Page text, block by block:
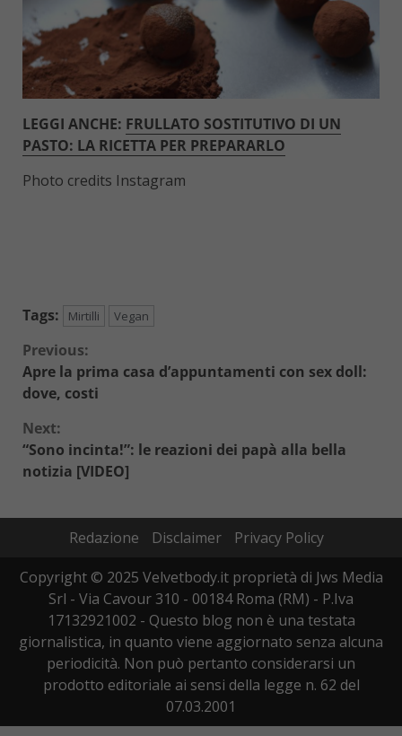
LEGGI ANCHE: FRULLATO SOSTITUTIVO DI UN
PASTO: LA RICETTA PER PREPARARLO
Photo credits Instagram
Tags: Mirtilli Vegan
Continue
Reading
Previous:
Apre la prima casa d’appuntamenti con sex doll:
dove, costi
Next:
“Sono incinta!”: le reazioni dei papà alla bella
notizia [VIDEO]
Redazione Disclaimer
Privacy Policy
Copyright © 2025 Velvetbody.it proprietà di Jws Media
Srl - Via Cavour 310 - 00184 Roma (RM) - P.Iva
17132921002 - Questo blog non è una testata
giornalistica, in quanto viene aggiornato senza alcuna
periodicità. Non può pertanto considerarsi un
prodotto editoriale ai sensi della legge n. 62 del
07.03.2001